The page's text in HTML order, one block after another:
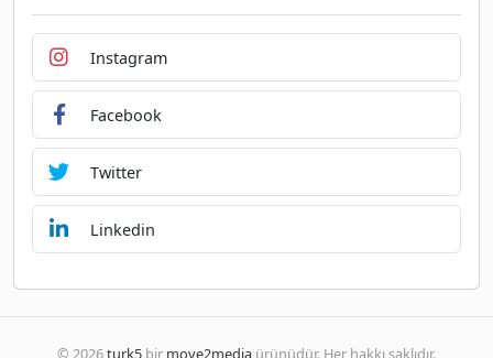
Instagram
Facebook
Twitter
Linkedin
© 2026turk5 bir move2media ürünüdür. Her hakkı saklıdır.